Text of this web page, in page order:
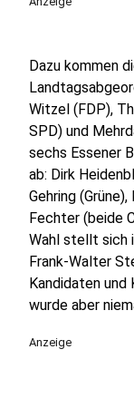
Dazu kommen
Witzel (FDP),
SPD) und
sechs Essener
ab: Dirk
Gehring
Fechter (beide
Wahl stellt sich
Frank-Walter
Kandidaten und
wurde aber
Anzeige